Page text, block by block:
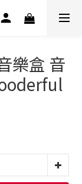
樂盒 音